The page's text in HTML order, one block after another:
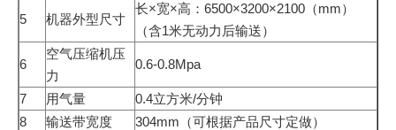
5 机器外型尺寸
长×宽×高：6500×3200×2100（mm）
（含1米无动力后输送）
6
空气压缩机压
力
0.6-0.8Mpa
7 用气量
0.4立方米/分钟
8
输送带宽度 304mm（可根据产品尺寸定做）